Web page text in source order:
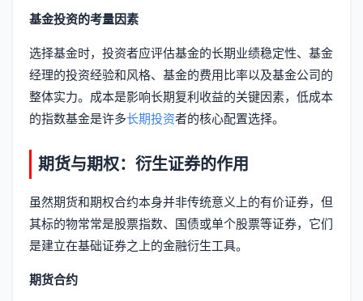
基金投资的考量因素
选择基金时，投资者应评估基金的长期业绩稳定性、基金
经理的投资经验和风格、基金的费用比率以及基金公司的
整体实力。成本是影响长期复利收益的关键因素，低成本
的指数基金是许多长期投资者的核心配置选择。
期货与期权：衍生证券的作用
虽然期货和期权合约本身并非传统意义上的有价证券，但
其标的物常常是股票指数、国债或单个股票等证券，它们
是建立在基础证券之上的金融衍生工具。
期货合约